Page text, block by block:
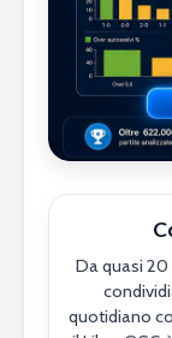
Da quasi
quotidiano